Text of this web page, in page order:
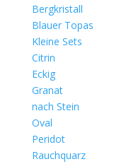
Bergkristall
Blauer Topas
Kleine Sets
Citrin
Eckig
Granat
nach Stein
Oval
Peridot
Rauchquarz